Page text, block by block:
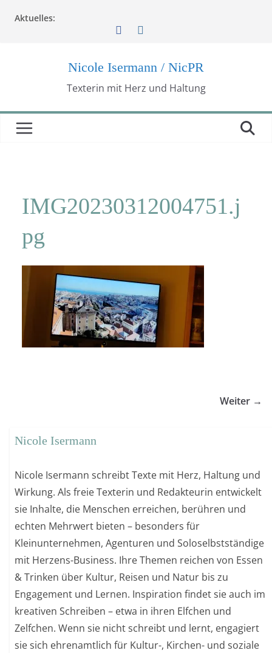
Inhalt
Aktuelles:
Nicole Isermann / NicPR
Texterin mit Herz und Haltung
IMG20230312004751.j
pg
Weiter →
Nicole Isermann
Nicole Isermann schreibt Texte mit Herz, Haltung und
Wirkung. Als freie Texterin und Redakteurin entwickelt
sie Inhalte, die Menschen erreichen, berühren und
echten Mehrwert bieten – besonders für
Kleinunternehmen, Agenturen und Soloselbstständige
mit Herzens-Business. Ihre Themen reichen von Essen
& Trinken über Kultur, Reisen und Natur bis zu
Engagement und Lernen. Inspiration findet sie auch im
kreativen Schreiben – etwa in ihren Elfchen und
Zelfchen. Wenn sie nicht schreibt und lernt, engagiert
sie sich ehrenamtlich für Kultur-, Kirchen- und soziale